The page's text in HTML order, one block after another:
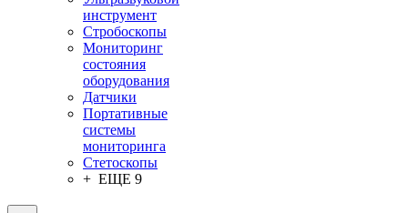
инструмент
Стробоскопы
Мониторинг
состояния
оборудования
Датчики
Портативные
системы
мониторинга
Стетоскопы
+ ЕЩЕ 9